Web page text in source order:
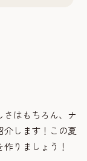
はもちろん、ナ
介します！この夏
りましょう！